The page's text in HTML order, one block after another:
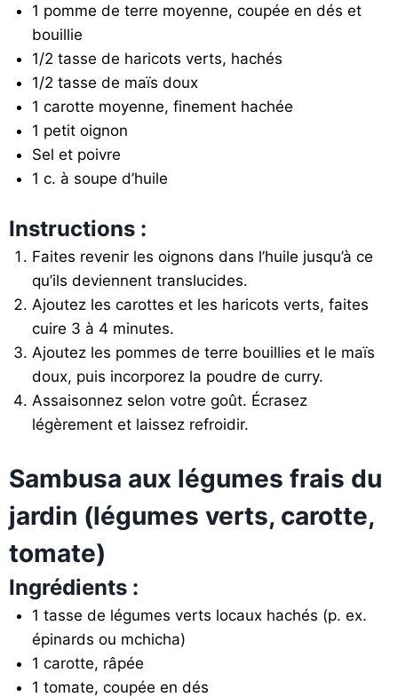
1 pomme de terre moyenne, coupée en dés et
bouillie
1/2 tasse de haricots verts, hachés
1/2 tasse de maïs doux
1 carotte moyenne, finement hachée
1 petit oignon
Sel et poivre
1 c. à soupe d’huile
Instructions :
Faites revenir les oignons dans l’huile jusqu’à ce
qu’ils deviennent translucides.
Ajoutez les carottes et les haricots verts, faites
cuire 3 à 4 minutes.
Ajoutez les pommes de terre bouillies et le maïs
doux, puis incorporez la poudre de curry.
Assaisonnez selon votre goût. Écrasez
légèrement et laissez refroidir.
Sambusa aux légumes frais du
jardin (légumes verts, carotte,
tomate)
Ingrédients :
1 tasse de légumes verts locaux hachés (p. ex.
épinards ou mchicha)
1 carotte, râpée
1 tomate, coupée en dés